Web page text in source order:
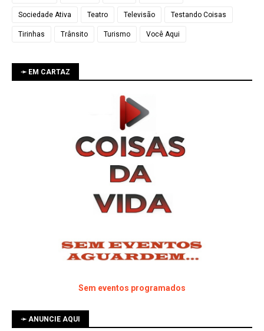
Sociedade Ativa Teatro Televisão Testando Coisas
Tirinhas Trânsito Turismo Você Aqui
➛ EM CARTAZ
Sem eventos programados
➛ ANUNCIE AQUI